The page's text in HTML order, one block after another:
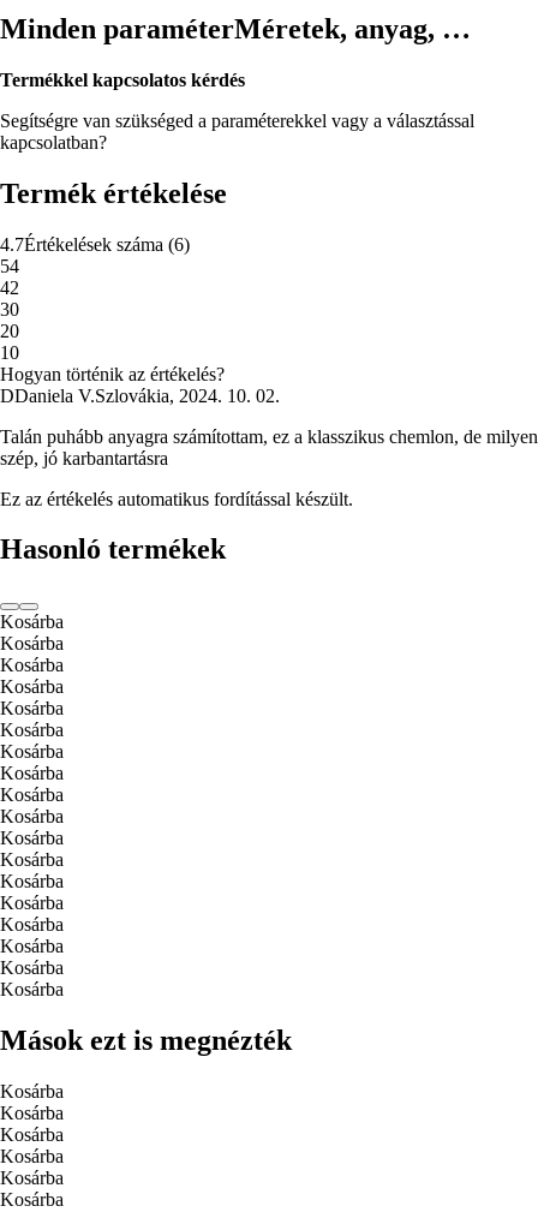
Minden paraméterMéretek, anyag, …
Termékkel kapcsolatos kérdés
Segítségre van szükséged a paraméterekkel vagy a választással
kapcsolatban?
Termék értékelése
4.7Értékelések száma (6)
54
42
30
20
10
Hogyan történik az értékelés?
DDaniela V.Szlovákia, 2024. 10. 02.
Talán puhább anyagra számítottam, ez a klasszikus chemlon, de milyen
szép, jó karbantartásra
Ez az értékelés automatikus fordítással készült.
Hasonló termékek
Kosárba
Kosárba
Kosárba
Kosárba
Kosárba
Kosárba
Kosárba
Kosárba
Kosárba
Kosárba
Kosárba
Kosárba
Kosárba
Kosárba
Kosárba
Kosárba
Kosárba
Kosárba
Mások ezt is megnézték
Kosárba
Kosárba
Kosárba
Kosárba
Kosárba
Kosárba